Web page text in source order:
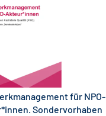
für NPO-
Sondervorhaben